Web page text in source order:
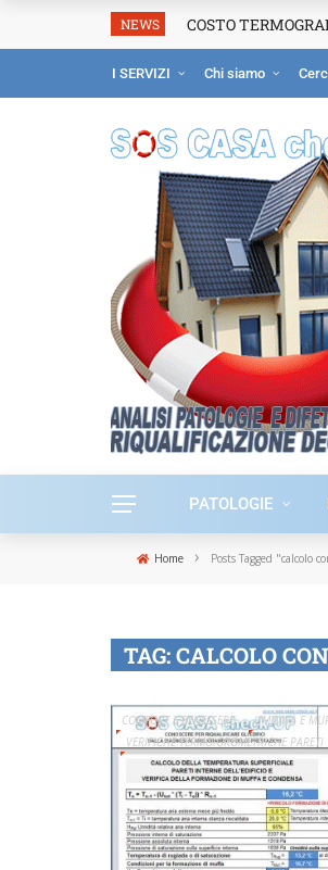
NEWS COSTO
I SERVIZI Chi siamo
PATOLOGIE
Home › Posts Tagged "calcolo
TAG:CALCOLO
COMFORT E BENESSERE
UMIDITÀ E
VERIFICHE TERMOIGROMETRICHE PARETI